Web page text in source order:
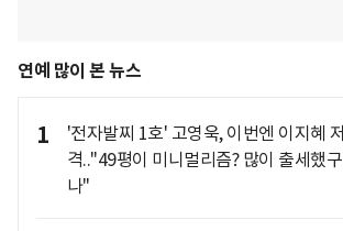
연예 많이 본 뉴스
1
'전자발찌 1호' 고영욱, 이번엔 이지혜 저
격.."49평이 미니멀리즘? 많이 출세했구
나"